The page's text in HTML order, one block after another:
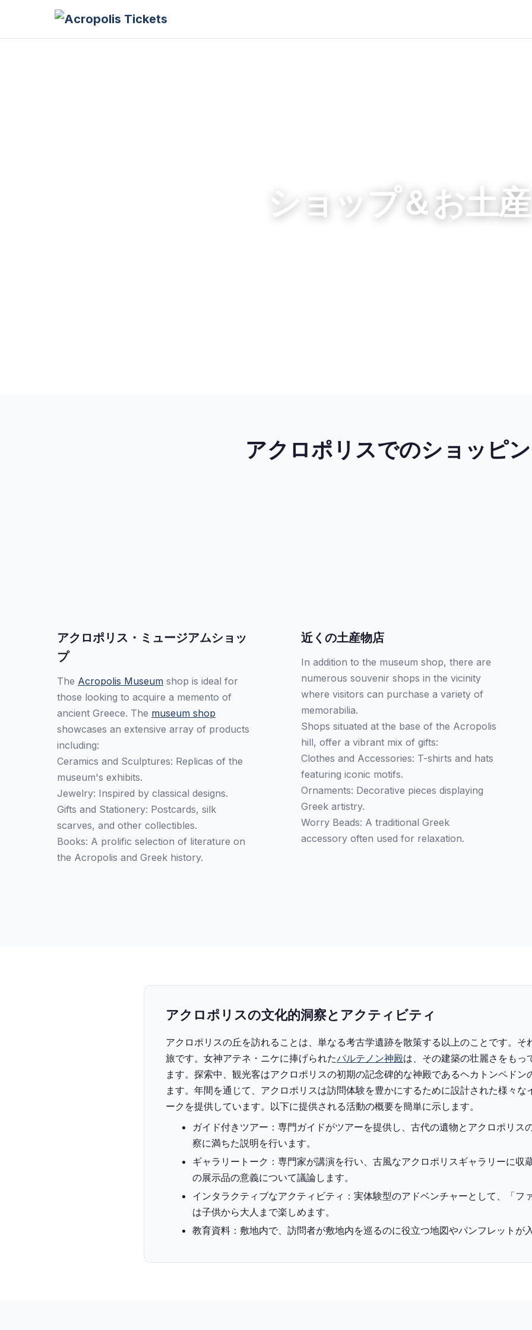
ショップ＆お土産
アクロポリスでのショッピ
アクロポリス・ミュージアムショッ
プ
The Acropolis Museum shop is ideal for
those looking to acquire a memento of
ancient Greece. The museum shop
showcases an extensive array of products
including:
Ceramics and Sculptures: Replicas of the
museum's exhibits.
Jewelry: Inspired by classical designs.
Gifts and Stationery: Postcards, silk
scarves, and other collectibles.
Books: A prolific selection of literature on
the Acropolis and Greek history.
近くの土産物店
In addition to the museum shop, there are
numerous souvenir shops in the vicinity
where visitors can purchase a variety of
memorabilia.
Shops situated at the base of the Acropolis
hill, offer a vibrant mix of gifts:
Clothes and Accessories: T-shirts and hats
featuring iconic motifs.
Ornaments: Decorative pieces displaying
Greek artistry.
Worry Beads: A traditional Greek
accessory often used for relaxation.
アクロポリスの文化的洞察とアクティビティ
アクロポリスの丘を訪れることは、単なる考古学遺跡を散策する以上のことです。そ
旅です。女神アテネ・ニケに捧げられたパルテノン神殿は、その建築の壮麗さをもっ
ます。探索中、観光客はアクロポリスの初期の記念碑的な神殿であるヘカトンペドン
ます。‍年間を通じて、アクロポリスは訪問体験を豊かにするために設計された様々な
ークを提供しています。以下に提供される活動の概要を簡単に示します。
ガイド付きツアー：専門ガイドがツアーを提供し、古代の遺物とアクロポリス
察に満ちた説明を行います。
ギャラリートーク：専門家が講演を行い、古風なアクロポリスギャラリーに収
の展示品の意義について議論します。
インタラクティブなアクティビティ：実体験型のアドベンチャーとして、「フ
は子供から大人まで楽しめます。
教育資料：敷地内で、訪問者が敷地内を巡るのに役立つ地図やパンフレットが